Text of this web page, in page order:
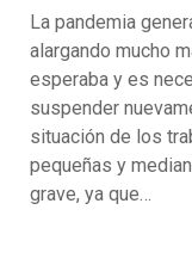
La pandemia
alargando mucho
esperaba y es
suspender
situación de los
pequeñas y
grave, ya que…